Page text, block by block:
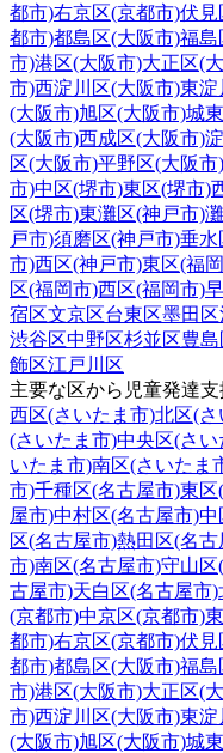
都市)右京区(京都市)伏見
都市)都島区(大阪市)福島
市)港区(大阪市)大正区(
市)西淀川区(大阪市)東淀
(大阪市)旭区(大阪市)城
(大阪市)西成区(大阪市)
区(大阪市)平野区(大阪市)
市)中区(堺市)東区(堺市)
区(堺市)東灘区(神戸市)
戸市)須磨区(神戸市)垂水
市)西区(神戸市)東区(福
区(福岡市)西区(福岡市)
宿区文京区台東区墨田区
渋谷区中野区杉並区豊島
飾区江戸川区
主要な区から児童発達
西区(さいたま市)北区(さ
(さいたま市)中央区(さい
いたま市)南区(さいたま
市)千種区(名古屋市)東区
屋市)中村区(名古屋市)中
区(名古屋市)熱田区(名古
市)南区(名古屋市)守山区
古屋市)天白区(名古屋市)
(京都市)中京区(京都市)
都市)右京区(京都市)伏見
都市)都島区(大阪市)福島
市)港区(大阪市)大正区(
市)西淀川区(大阪市)東淀
(大阪市)旭区(大阪市)城